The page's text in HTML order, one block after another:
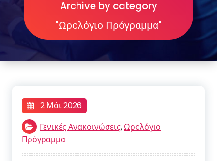
Archive by category
"Ωρολόγιο Πρόγραμμα"
2 Μάι 2026
Γενικές Ανακοινώσεις,Ωρολόγιο
Πρόγραμμα